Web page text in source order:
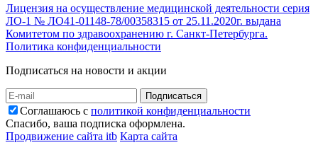
Лицензия на осуществление медицинской деятельности серия
ЛО-1 № ЛО41-01148-78/00358315 от 25.11.2020г. выдана
Комитетом по здравоохранению г. Санкт-Петербурга.
Политика конфиденциальности
Подписаться на новости и акции
Подписаться
Соглашаюсь с политикой конфиденциальности
Спасибо, ваша подписка оформлена.
Продвижение сайта itb Карта сайта